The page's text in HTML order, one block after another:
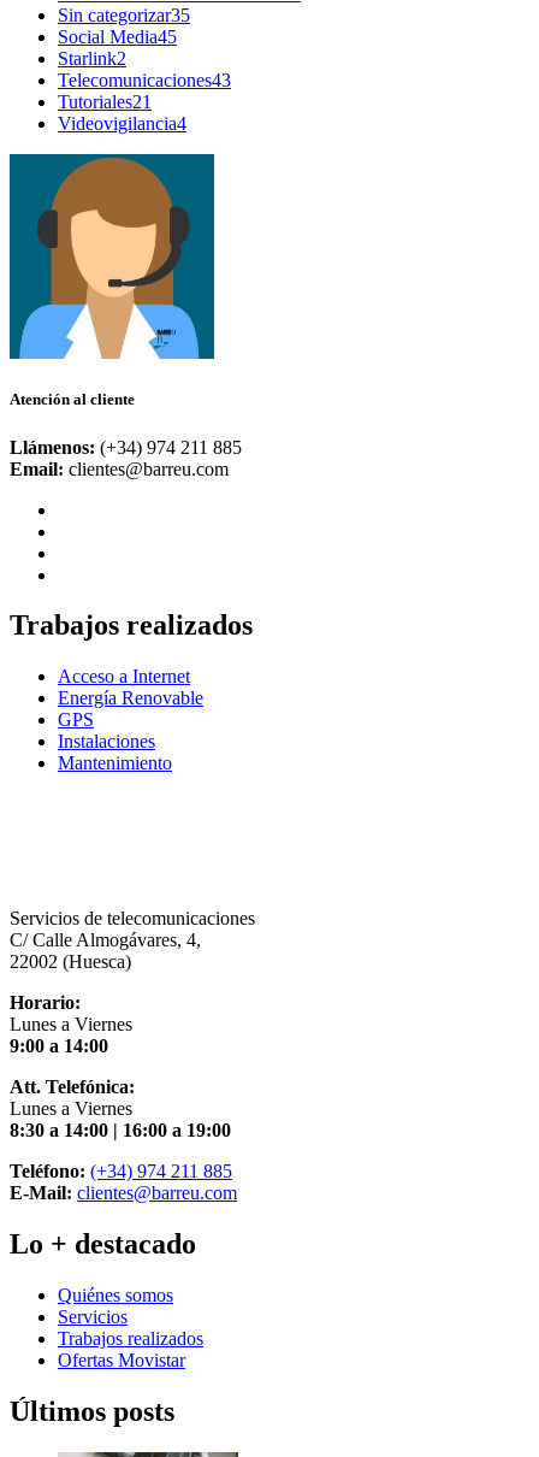
Sin categorizar35
Social Media45
Starlink2
Telecomunicaciones43
Tutoriales21
Videovigilancia4
Atención al cliente
Llámenos: (+34) 974 211 885
Email: clientes@barreu.com
Trabajos realizados
Acceso a Internet
Energía Renovable
GPS
Instalaciones
Mantenimiento
Servicios de telecomunicaciones
C/ Calle Almogávares, 4,
22002 (Huesca)
Horario:
Lunes a Viernes
9:00 a 14:00
Att. Telefónica:
Lunes a Viernes
8:30 a 14:00 | 16:00 a 19:00
Teléfono: (+34) 974 211 885
E-Mail: clientes@barreu.com
Lo + destacado
Quiénes somos
Servicios
Trabajos realizados
Ofertas Movistar
Últimos posts